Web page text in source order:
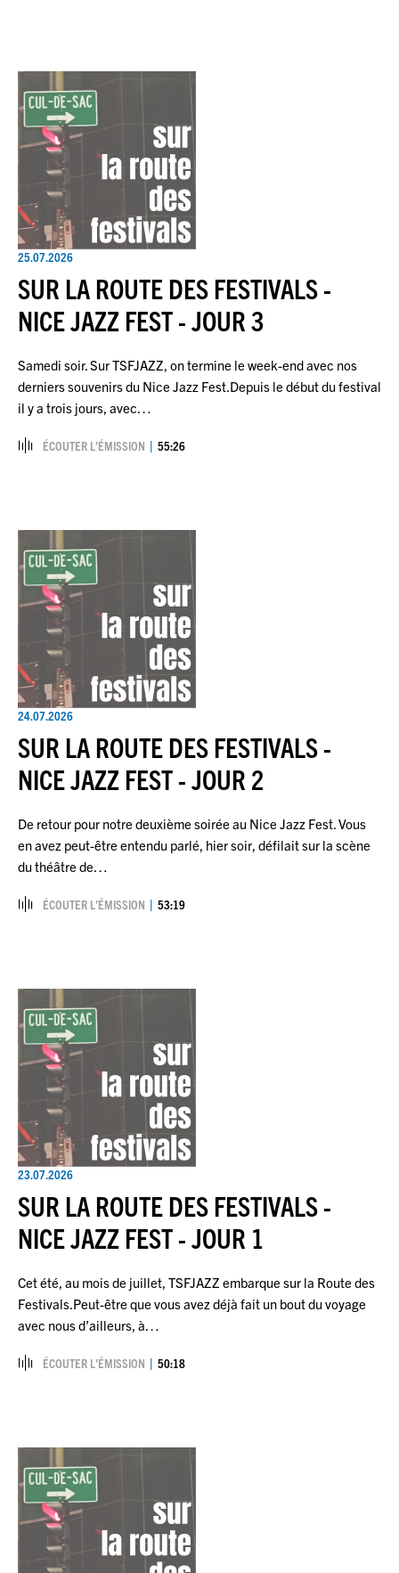
25.07.2026
SUR LA ROUTE DES FESTIVALS -
NICE JAZZ FEST - JOUR 3
Samedi soir. Sur TSFJAZZ, on termine le week-end avec nos
derniers souvenirs du Nice Jazz Fest.Depuis le début du festival
il y a trois jours, avec…
ÉCOUTER L’ÉMISSION 55:26
24.07.2026
SUR LA ROUTE DES FESTIVALS -
NICE JAZZ FEST - JOUR 2
De retour pour notre deuxième soirée au Nice Jazz Fest. Vous
en avez peut-être entendu parlé, hier soir, défilait sur la scène
du théâtre de…
ÉCOUTER L’ÉMISSION 53:19
23.07.2026
SUR LA ROUTE DES FESTIVALS -
NICE JAZZ FEST - JOUR 1
Cet été, au mois de juillet, TSFJAZZ embarque sur la Route des
Festivals.Peut-être que vous avez déjà fait un bout du voyage
avec nous d’ailleurs, à…
ÉCOUTER L’ÉMISSION 50:18